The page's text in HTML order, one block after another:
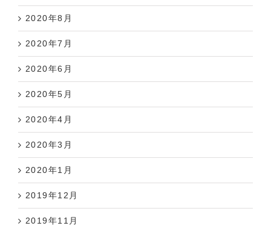
2020年8月
2020年7月
2020年6月
2020年5月
2020年4月
2020年3月
2020年1月
2019年12月
2019年11月